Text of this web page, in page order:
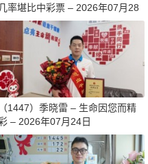
几率堪比中彩票 – 2026年07月28
（1447）季晓雷 – 生命因您而精
– 2026年07月24日